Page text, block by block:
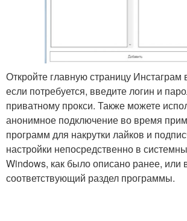
Откройте главную страницу Инстаграм
если потребуется, введите логин и
приватному прокси. Также можете
анонимное подключение во время
программ для накрутки лайков и
настройки непосредственно в
Windows, как было описано ранее, или
соответствующий раздел программы.